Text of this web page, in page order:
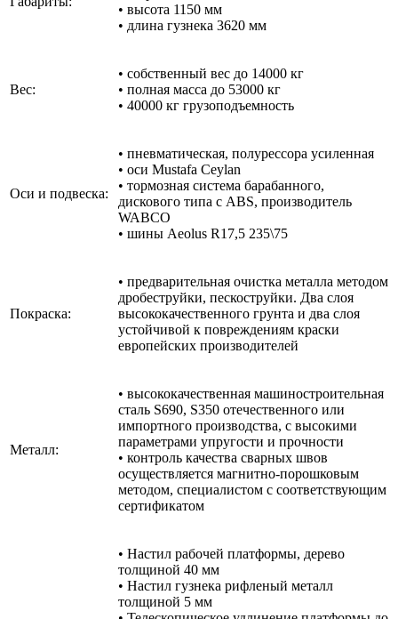
• высота 1150 мм
• длина гузнека 3620 мм
Вес:
• собственный вес до 14000 кг
• полная масса до 53000 кг
• 40000 кг грузоподъемность
Оси и подвеска:
• пневматическая, полурессора усиленная
• оси Mustafa Ceylan
• тормозная система барабанного,
дискового типа с ABS, производитель
WABCO
• шины Aeolus R17,5 235\75
Покраска:
• предварительная очистка металла методом
дробеструйки, пескоструйки. Два слоя
высококачественного грунта и два слоя
устойчивой к повреждениям краски
европейских производителей
Металл:
• высококачественная машиностроительная
сталь S690, S350 отечественного или
импортного производства, с высокими
параметрами упругости и прочности
• контроль качества сварных швов
осуществляется магнитно-порошковым
методом, специалистом с соответствующим
сертификатом
• Настил рабочей платформы, дерево
толщиной 40 мм
• Настил гузнека рифленый металл
толщиной 5 мм